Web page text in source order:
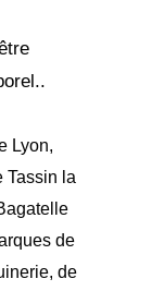
Lyon,
Tassin la
de
de